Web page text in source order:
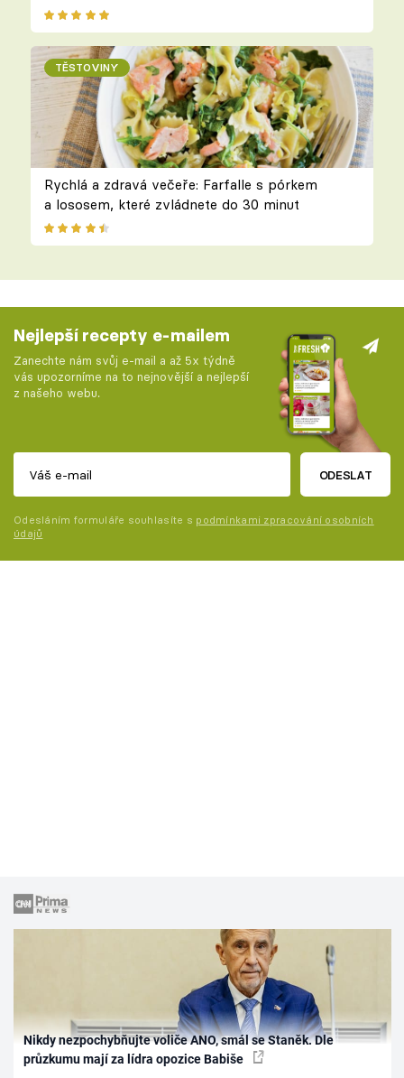
TĚSTOVINY
Rychlá a zdravá večeře: Farfalle s pórkem
a lososem, které zvládnete do 30 minut
Nejlepší recepty e-mailem
Zanechte nám svůj e-mail a až 5x týdně
vás upozorníme na to nejnovější a nejlepší
z našeho webu.
ODESLAT
Odesláním formuláře souhlasíte s podmínkami zpracování osobních
údajů
Nikdy nezpochybňujte voliče ANO, smál se Staněk. Dle
průzkumu mají za lídra opozice Babiše